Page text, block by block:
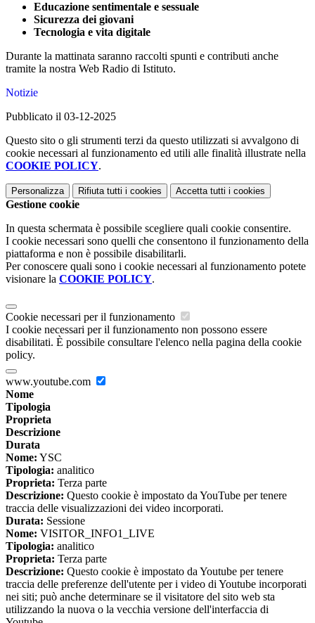
Educazione sentimentale e sessuale
Sicurezza dei giovani
Tecnologia e vita digitale
Durante la mattinata saranno raccolti spunti e contributi anche
tramite la nostra Web Radio di Istituto.
Notizie
Pubblicato il 03-12-2025
Questo sito o gli strumenti terzi da questo utilizzati si avvalgono di
cookie necessari al funzionamento ed utili alle finalità illustrate nella
COOKIE POLICY.
Personalizza Rifiuta tutti i cookies Accetta tutti i cookies
Gestione cookie
In questa schermata è possibile scegliere quali cookie consentire.
I cookie necessari sono quelli che consentono il funzionamento della
piattaforma e non è possibile disabilitarli.
Per conoscere quali sono i cookie necessari al funzionamento potete
visionare la COOKIE POLICY.
Cookie necessari per il funzionamento
I cookie necessari per il funzionamento non possono essere
disabilitati. È possibile consultare l'elenco nella pagina della cookie
policy.
www.youtube.com
Nome
Tipologia
Proprieta
Descrizione
Durata
Nome: YSC
Tipologia: analitico
Proprieta: Terza parte
Descrizione: Questo cookie è impostato da YouTube per tenere
traccia delle visualizzazioni dei video incorporati.
Durata: Sessione
Nome: VISITOR_INFO1_LIVE
Tipologia: analitico
Proprieta: Terza parte
Descrizione: Questo cookie è impostato da Youtube per tenere
traccia delle preferenze dell'utente per i video di Youtube incorporati
nei siti; può anche determinare se il visitatore del sito web sta
utilizzando la nuova o la vecchia versione dell'interfaccia di